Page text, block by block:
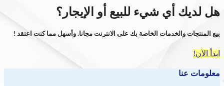
هل لديك أي شيء للبيع أو الإيجار؟
بيع المنتجات والخدمات الخاصة بك على الانترنت مجانا. وأسهل مما كنت اعتقد !
ابدأ الآن!
معلومات عنا